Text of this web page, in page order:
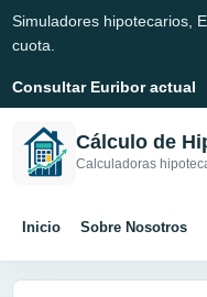
Simuladores hipotecarios,
cuota.
Consultar Euribor actual
Cálculo de
Calculadoras
Inicio Sobre Nosotros